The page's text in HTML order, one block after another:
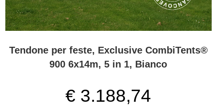
Tendone per feste, Exclusive CombiTents®
900 6x14m, 5 in 1, Bianco
€ 3.188,74